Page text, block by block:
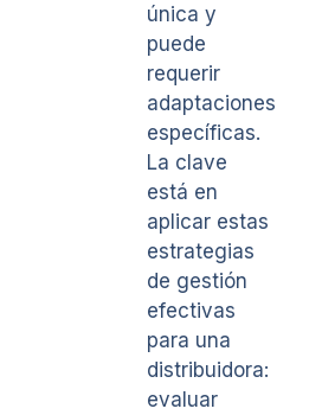
única y
puede
requerir
adaptaciones
específicas.
La clave
está en
aplicar estas
estrategias
de gestión
efectivas
para una
distribuidora:
evaluar